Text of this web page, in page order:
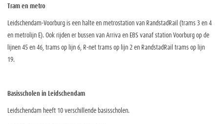
Tram en metro
Leidschendam-Voorburg is een halte en metrostation van RandstadRail (trams 3 en 4
en metrolijn E). Ook rijden er bussen van Arriva en EBS vanaf station Voorburg op de
lijnen 45 en 46, trams op lijn 6, R-net trams op lijn 2 en RandstadRail trams op lijn
19.
Basisscholen in Leidschendam
Leidschendam heeft 10 verschillende basisscholen.